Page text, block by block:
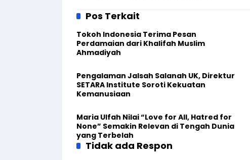
Pos Terkait
Tokoh Indonesia Terima Pesan
Perdamaian dari Khalifah Muslim
Ahmadiyah
Pengalaman Jalsah Salanah UK, Direktur
SETARA Institute Soroti Kekuatan
Kemanusiaan
Maria Ulfah Nilai “Love for All, Hatred for
None” Semakin Relevan di Tengah Dunia
yang Terbelah
Tidak ada Respon